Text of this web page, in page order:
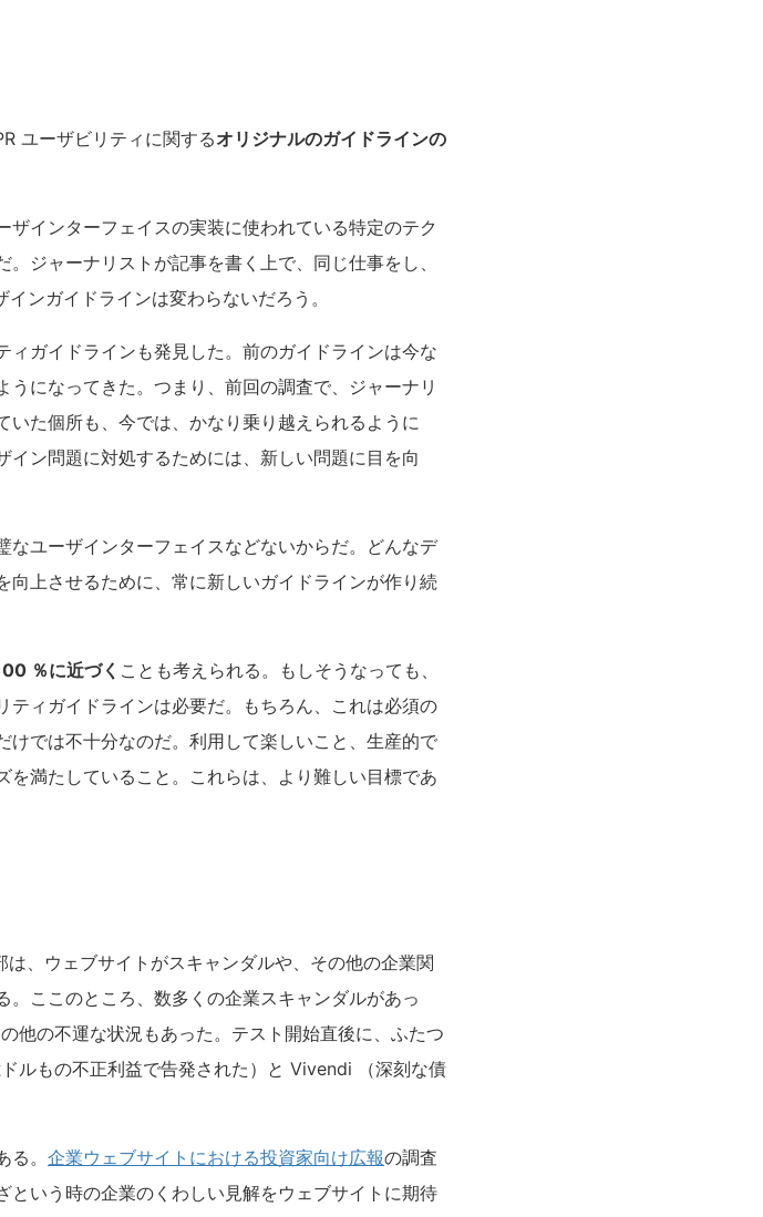
ユーザビリティに関するオリジナルのガイドラインの
インターフェイスの実装に使われている特定のテク
ジャーナリストが記事を書く上で、同じ仕事をし、
ンガイドラインは変わらないだろう。
ガイドラインも発見した。前のガイドラインは今な
になってきた。つまり、前回の調査で、ジャーナリ
た個所も、今では、かなり乗り越えられるように
ン問題に対処するためには、新しい問題に目を向
なユーザインターフェイスなどないからだ。どんなデ
上させるために、常に新しいガイドラインが作り続
％に近づく ことも考えられる。もしそうなっても、
ィガイドラインは必要だ。もちろん、これは必須の
けでは不十分なのだ。利用して楽しいこと、生産的で
満たしていること。これらは、より難しい目標であ
、ウェブサイトがスキャンダルや、その他の企業関
ここのところ、数多くの企業スキャンダルがあっ
他の不運な状況もあった。テスト開始直後に、ふたつ
ルもの不正利益で告発された）と Vivendi （深刻な債
る。 企業ウェブサイトにおける投資家向け広報の調査
いう時の企業のくわしい見解をウェブサイトに期待